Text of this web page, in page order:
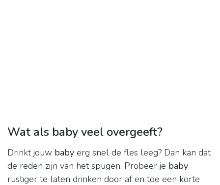
Wat als baby veel overgeeft?
Drinkt jouw baby erg snel de fles leeg? Dan kan dat
de reden zijn van het spugen. Probeer je baby
rustiger te laten drinken door af en toe een korte